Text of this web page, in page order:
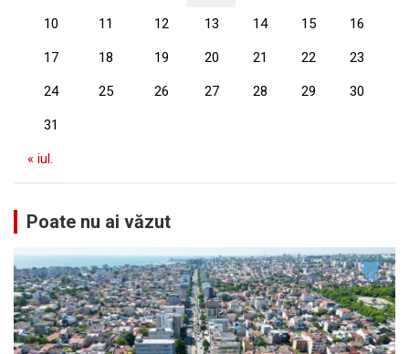
10 11 12 13 14 15 16
17 18 19 20 21 22 23
24 25 26 27 28 29 30
31
« iul.
Poate nu ai văzut